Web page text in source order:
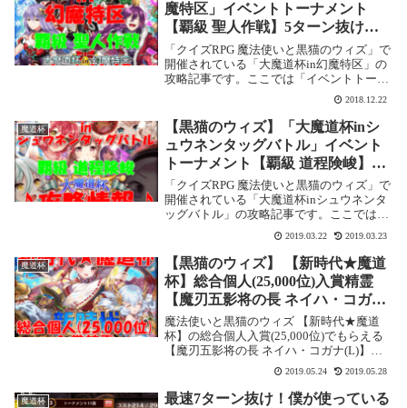
魔特区」イベントトーナメント
【覇級 聖人作戦】5ターン抜け攻
略情報！
「クイズRPG 魔法使いと黒猫のウィズ」で
開催されている「大魔道杯in幻魔特区」の
攻略記事です。ここでは「イベントトーナ
メント」の【覇級 聖人作戦】を5ターン抜
けで攻略します。大魔道杯in幻魔特区【覇
級 聖人作戦】基本情報基本情報 イベント...
2018.12.22
魔道杯
【黒猫のウィズ】「大魔道杯inシ
ュウネンタッグバトル」イベント
トーナメント【覇級 道程険峻】5
ターン抜け攻略情報！
「クイズRPG 魔法使いと黒猫のウィズ」で
開催されている「大魔道杯inシュウネンタ
ッグバトル」の攻略記事です。ここでは
「イベントトーナメント」の【覇級 道程険
峻】を5ターン抜けで攻略します。大魔道
杯inシュウネンタッグバトル【覇級 道程険
峻...
2019.03.22 2019.03.23
魔道杯
【黒猫のウィズ】 【新時代★魔道
杯】総合個人(25,000位)入賞精霊
【魔刃五影将の長 ネイハ・コガナ
(L)】
魔法使いと黒猫のウィズ 【新時代★魔道
杯】の総合個人入賞(25,000位)でもらえる
【魔刃五影将の長 ネイハ・コガナ(L)】の
情報です。【新時代★魔道杯】総合個人ラ
ンキング25,000位入賞精霊 【魔刃五影将の
長 ネイハ・コガナ(L)】SS...
2019.05.24 2019.05.28
魔道杯
最速7ターン抜け！僕が使っている